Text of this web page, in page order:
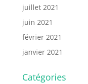
juillet 2021
juin 2021
février 2021
janvier 2021
Catégories